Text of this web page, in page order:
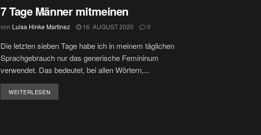
7 Tage Männer mitmeinen
von Luisa Hinke Martinez 16. AUGUST 2020 0
Die letzten sieben Tage habe ich in meinem täglichen
Sprachgebrauch nur das generische Femininum
verwendet. Das bedeutet, bei allen Wörtern,...
WEITERLESEN